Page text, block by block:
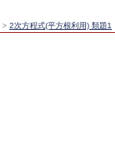
> 2次方程式(平方根利用) 類題1